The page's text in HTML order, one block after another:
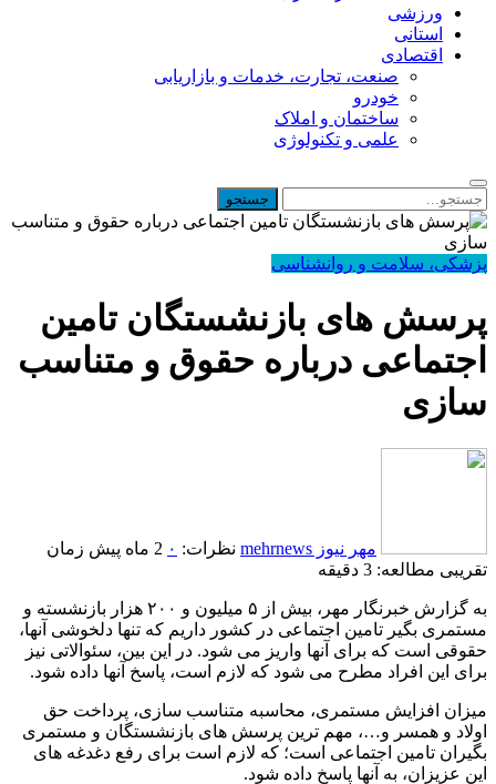
ورزشی
استانی
اقتصادی
صنعت، تجارت، خدمات و بازاریابی
خودرو
ساختمان و املاک
علمی و تکنولوژی
پزشکی، سلامت و روانشناسی
پرسش های بازنشستگان تامین
اجتماعی درباره حقوق و متناسب
سازی
مهر نیوز mehrnews نظرات: ۰ 2 ماه پیش
زمان
تقریبی مطالعه: 3 دقیقه
به گزارش خبرنگار مهر، بیش از ۵ میلیون و ۲۰۰ هزار بازنشسته و
مستمری بگیر تامین اجتماعی در کشور داریم که تنها دلخوشی آنها،
حقوقی است که برای آنها واریز می شود. در این بین، سئوالاتی نیز
برای این افراد مطرح می شود که لازم است، پاسخ آنها داده شود.
میزان افزایش مستمری، محاسبه متناسب سازی، پرداخت حق
اولاد و همسر و…، مهم ترین پرسش های بازنشستگان و مستمری
بگیران تامین اجتماعی است؛ که لازم است برای رفع دغدغه های
این عزیزان، به آنها پاسخ داده شود.